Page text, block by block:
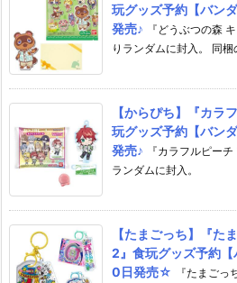
玩グッズ予約【バン
発売♪
『どうぶつの森
りランダムに封入。 同梱
【からぴち】『カラ
玩グッズ予約【バン
発売♪
『カラフルピー
ランダムに封入。
【たまごっち】『た
2』食玩グッズ予約
0日発売☆
『たまごっ